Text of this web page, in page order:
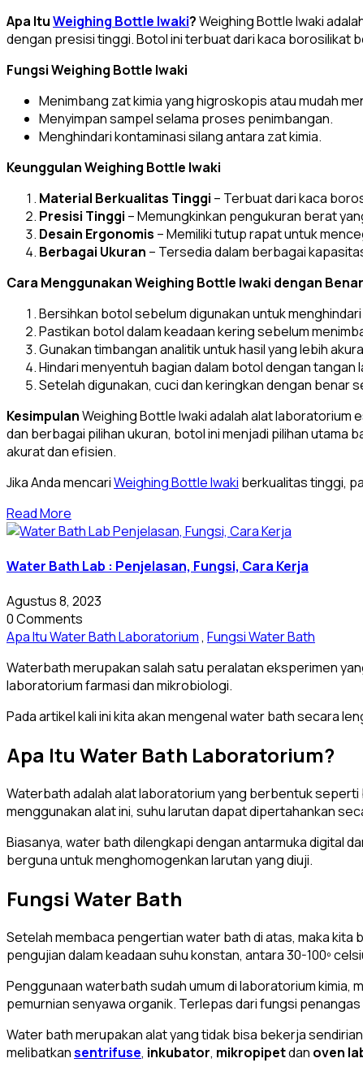
Apa ItuWeighing Bottle Iwaki?Weighing Bottle Iwaki
dengan presisi tinggi. Botol ini terbuat dari kaca borosilikat
Fungsi Weighing Bottle Iwaki
Menimbang zat kimia yang higroskopis atau mudah
Menyimpan sampel selama proses penimbangan.
Menghindari kontaminasi silang antara zat kimia.
Keunggulan Weighing Bottle Iwaki
Material Berkualitas Tinggi – Terbuat dari kaca
Presisi Tinggi – Memungkinkan pengukuran berat
Desain Ergonomis – Memiliki tutup rapat untuk
Berbagai Ukuran – Tersedia dalam berbagai
Cara Menggunakan Weighing Bottle Iwaki dengan Benar
Bersihkan botol sebelum digunakan untuk
Pastikan botol dalam keadaan kering sebelum
Gunakan timbangan analitik untuk hasil yang lebih
Hindari menyentuh bagian dalam botol dengan
Setelah digunakan, cuci dan keringkan dengan benar
KesimpulanWeighing Bottle Iwaki adalah alat laboratorium
dan berbagai pilihan ukuran, botol ini menjadi pilihan utama
akurat dan efisien.
Jika Anda mencariWeighing Bottle Iwaki berkualitas tinggi,
Read More
Water Bath Lab : Penjelasan, Fungsi, Cara Kerja
Agustus 8, 2023
0 Comments
Apa Itu Water Bath Laboratorium, Fungsi Water Bath
Waterbath merupakan salah satu peralatan eksperimen
laboratorium farmasi dan mikrobiologi.
Pada artikel kali ini kita akan mengenal water bath secara
Apa Itu Water Bath Laboratorium?
Waterbath adalah alat laboratorium yang berbentuk seperti
menggunakan alat ini, suhu larutan dapat dipertahankan
Biasanya, water bath dilengkapi dengan antarmuka digital
berguna untuk menghomogenkan larutan yang diuji.
Fungsi Water Bath
Setelah membaca pengertian water bath di atas, maka kita
pengujian dalam keadaan suhu konstan, antara 30-100º
Penggunaan waterbath sudah umum di laboratorium kimia,
pemurnian senyawa organik. Terlepas dari fungsi
Water bath merupakan alat yang tidak bisa bekerja
melibatkansentrifuse, inkubator, mikropipetdan oven